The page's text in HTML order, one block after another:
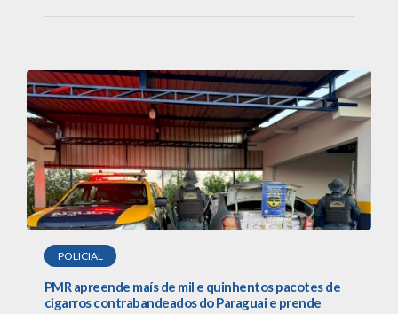
POLICIAL
PMR apreende maís de mil e quinhentos pacotes de
cigarros contrabandeados do Paraguai e prende